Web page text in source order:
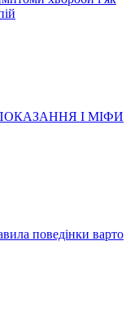
І МІФИ
поведінки варто